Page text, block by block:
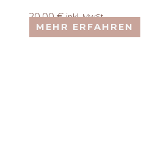
20,00€ inkl. MwSt.
MEHR ERFAHREN